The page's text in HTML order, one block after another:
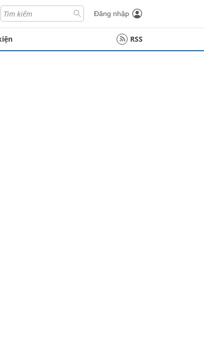
Đăng nhập
RSS